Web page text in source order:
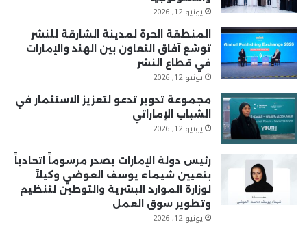
يونيو 12, 2026
المنطقة الحرة لمدينة الشارقة للنشر
توسّع آفاق التعاون بين الهند والإمارات
في قطاع النشر
يونيو 12, 2026
مجموعة تدوير تدعو لتعزيز الاستثمار في
الشباب الإماراتي
يونيو 12, 2026
رئيس دولة الإمارات يصدر مرسوماً اتحادياً
بتعيين شيماء يوسف العوضي وكيلاً
لوزارة الموارد البشرية والتوطين لتنظيم
وتطوير سوق العمل
يونيو 12, 2026